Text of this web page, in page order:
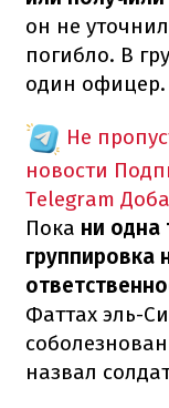
он не
погибло. В
один офицер.
Не
новости
Telegram
Пока ни одна
группировка
Фаттах эль-
назвал